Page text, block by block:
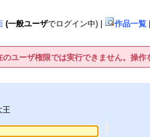
(一般ユーザでログイン中) 作品一覧
のユーザ権限では実行できません。操
王